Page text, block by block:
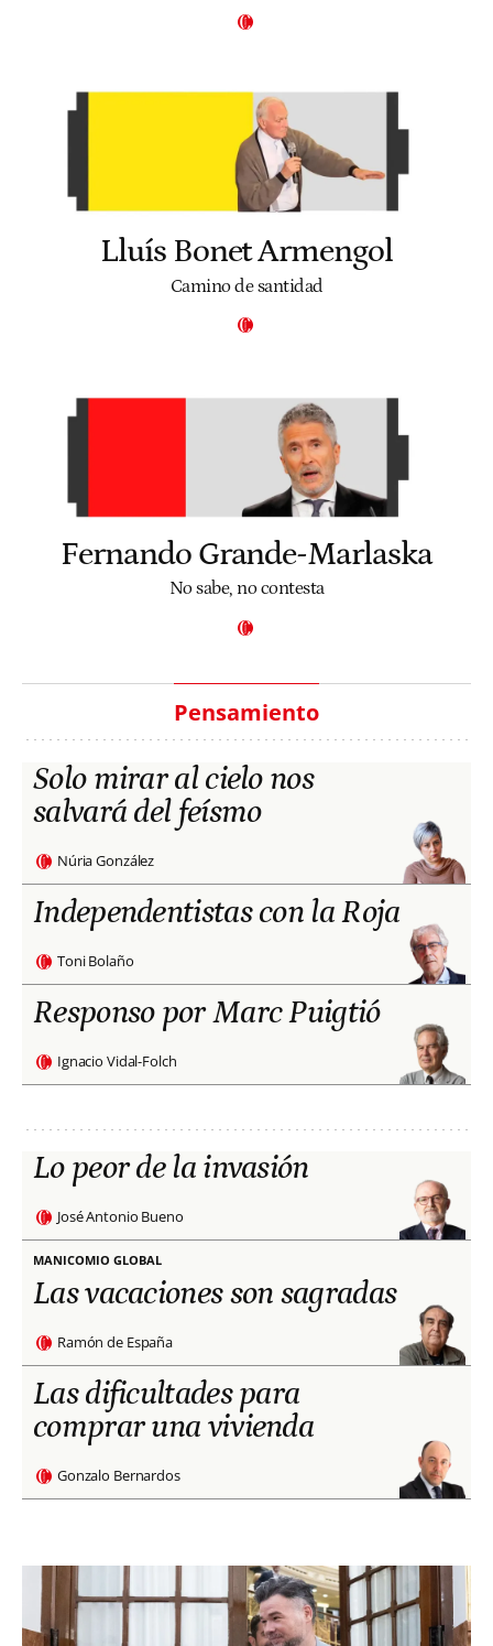
Lluís Bonet Armengol
Camino de santidad
Fernando Grande-Marlaska
No sabe, no contesta
Pensamiento
Solo mirar al cielo nos
salvará del feísmo
Núria González
Independentistas con la Roja
Toni Bolaño
Responso por Marc Puigtió
Ignacio Vidal-Folch
Lo peor de la invasión
José Antonio Bueno
MANICOMIO GLOBAL
Las vacaciones son sagradas
Ramón de España
Las dificultades para
comprar una vivienda
Gonzalo Bernardos